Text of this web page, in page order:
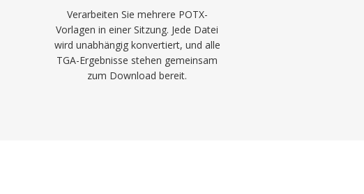
Verarbeiten Sie mehrere POTX-
Vorlagen in einer Sitzung. Jede Datei
wird unabhängig konvertiert, und alle
TGA-Ergebnisse stehen gemeinsam
zum Download bereit.